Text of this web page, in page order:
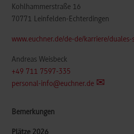
Kohlhammerstraße 16
70771 Leinfelden-Echterdingen
www.euchner.de/de-de/karriere/
Andreas Weisbeck
+49 711 7597-335
personal-info@euchner.de